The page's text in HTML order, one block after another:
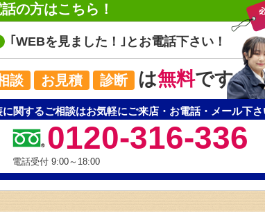
の方はこちら！
｢WEBを見ました！｣と お電話下さい！
談 お見積 診断 は無料です
に関するご相談はお気軽にご来店・お電話・メール下さ
0120-316-336
電話受付 9:00～18:00